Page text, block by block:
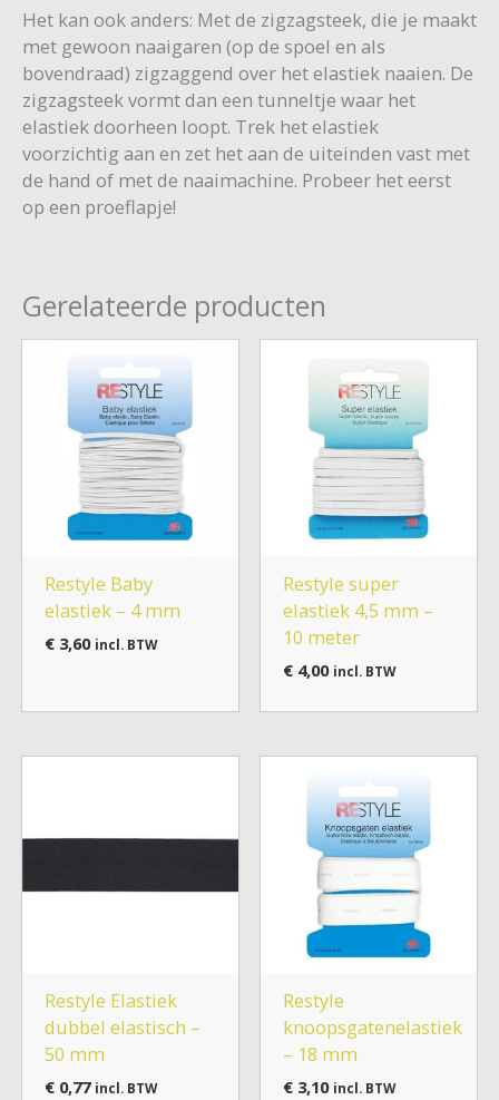
Het kan ook anders: Met de zigzagsteek, die je maakt
met gewoon naaigaren (op de spoel en als
bovendraad) zigzaggend over het elastiek naaien. De
zigzagsteek vormt dan een tunneltje waar het
elastiek doorheen loopt. Trek het elastiek
voorzichtig aan en zet het aan de uiteinden vast met
de hand of met de naaimachine. Probeer het eerst
op een proeflapje!
Gerelateerde producten
Restyle Baby
elastiek – 4 mm
€3,60 incl. BTW
Restyle super
elastiek 4,5 mm –
10 meter
€4,00 incl. BTW
Restyle Elastiek
dubbel elastisch –
50 mm
€0,77 incl. BTW
Restyle
knoopsgatenelastiek
– 18 mm
€3,10 incl. BTW